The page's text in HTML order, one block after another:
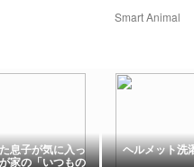
Smart Animal
息子が気に入っ
家の「いつもの
ヘルメット洗